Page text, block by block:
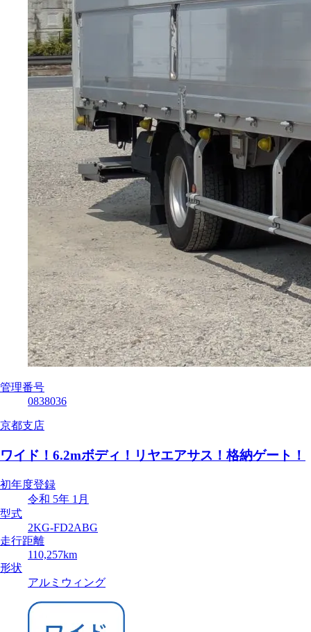
管理番号
0838036
京都支店
ワイド！6.2mボディ！リヤエアサス！格納ゲート！
初年度登録
令和 5年 1月
型式
2KG-FD2ABG
走行距離
110,257km
形状
アルミウィング